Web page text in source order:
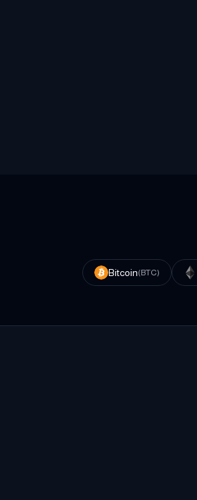
Bitcoin(BTC)